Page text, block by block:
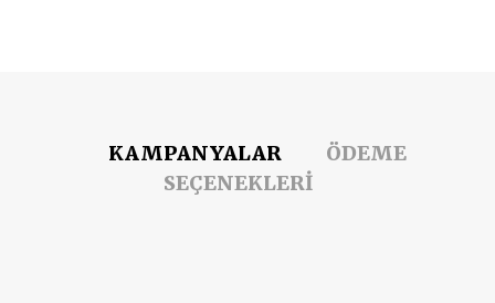
KAMPANYALAR
ÖDEME
SEÇENEKLERİ